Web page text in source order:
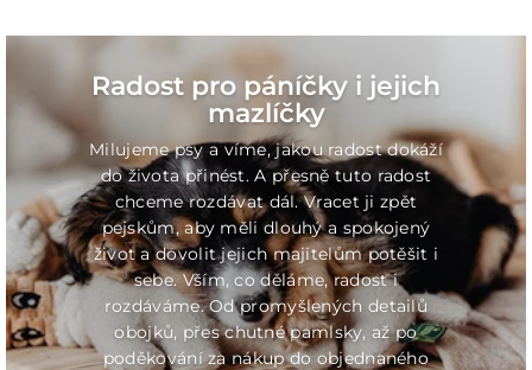
Radost pro páníčky i jejich
mazlíčky
Milujeme psy a víme, jakou radost dokáží
do života přinést. A přesně tuto radost
chceme rozdávat dál. Vracet ji zpět
pejskům, aby měli dlouhý a spokojený
život a dovolit jejich majitelům potěšit i
sebe. Vším, co děláme, radost i
rozdáváme. Od promyšlených detailů
obojků, přes chutné pamlsky, až po
poděkování za nákup do objednaného